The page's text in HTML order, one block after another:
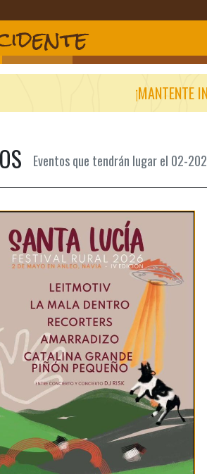
¡MANTENTE
Eventos que tendrán lugar el 02-